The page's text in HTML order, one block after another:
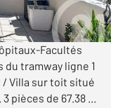
21
Facultés
du tramway ligne 1
Villa sur toit situé
pièces de 67.38 ...